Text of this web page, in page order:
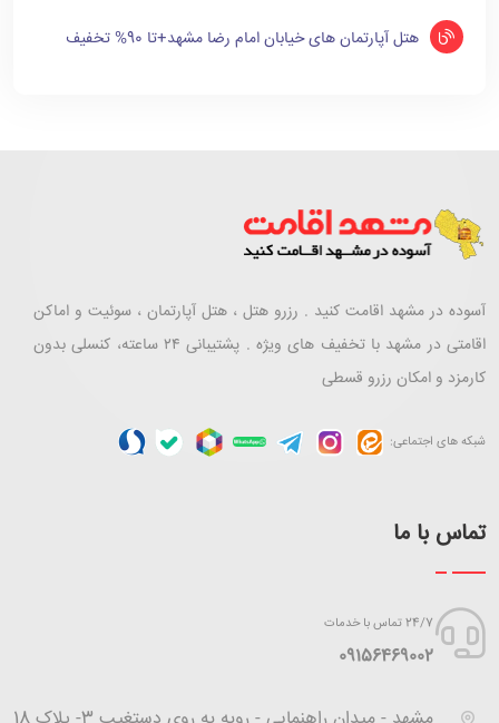
هتل آپارتمان های خیابان امام رضا مشهد+تا 90% تخفیف
آسوده در مشهد اقامت کنید . رزرو هتل ، هتل آپارتمان ، سوئیت و اماکن
اقامتی در مشهد با تخفیف های ویژه . پشتیبانی ۲۴ ساعته، کنسلی بدون
کارمزد و امکان رزرو قسطی
شبکه های اجتماعی:
تماس با ما
24/7 تماس با خدمات
‪09156469002